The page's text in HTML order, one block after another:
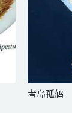
考岛孤鸫